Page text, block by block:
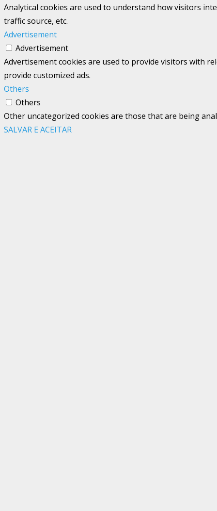
Analytical cookies are used to understand how visitors
traffic source, etc.
Advertisement
Advertisement
Advertisement cookies are used to provide visitors with
provide customized ads.
Others
Others
Other uncategorized cookies are those that are being
SALVAR E ACEITAR